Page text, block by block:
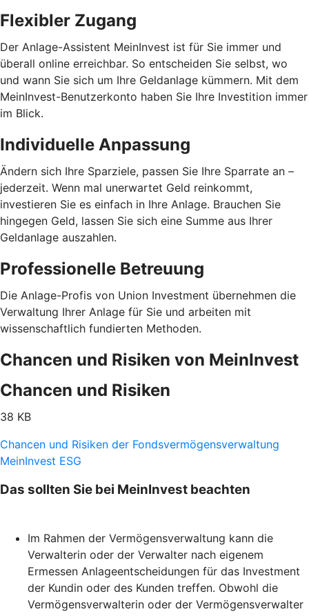
Flexibler Zugang
Der Anlage-Assistent MeinInvest ist für Sie immer und
überall online erreichbar. So entscheiden Sie selbst, wo
und wann Sie sich um Ihre Geldanlage kümmern. Mit dem
MeinInvest-Benutzerkonto haben Sie Ihre Investition immer
im Blick.
Individuelle Anpassung
Ändern sich Ihre Sparziele, passen Sie Ihre Sparrate an –
jederzeit. Wenn mal unerwartet Geld reinkommt,
investieren Sie es einfach in Ihre Anlage. Brauchen Sie
hingegen Geld, lassen Sie sich eine Summe aus Ihrer
Geldanlage auszahlen.
Professionelle Betreuung
Die Anlage-Profis von Union Investment übernehmen die
Verwaltung Ihrer Anlage für Sie und arbeiten mit
wissenschaftlich fundierten Methoden.
Chancen und Risiken von MeinInvest
Chancen und Risiken
38 KB
Chancen und Risiken der Fondsvermögensverwaltung
MeinInvest ESG
Das sollten Sie bei MeinInvest beachten
Im Rahmen der Vermögensverwaltung kann die
Verwalterin oder der Verwalter nach eigenem
Ermessen Anlageentscheidungen für das Investment
der Kundin oder des Kunden treffen. Obwohl die
Vermögensverwalterin oder der Vermögensverwalter